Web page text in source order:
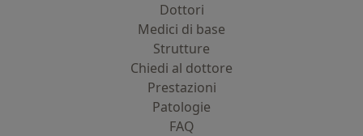
Dottori
Medici di base
Strutture
Chiedi al dottore
Prestazioni
Patologie
FAQ